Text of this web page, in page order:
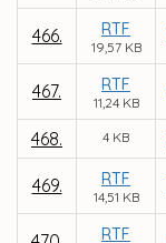
466. RTF
19,57 KB
467. RTF
11,24 KB
468. 4 KB
469. RTF
14,51 KB
RTF